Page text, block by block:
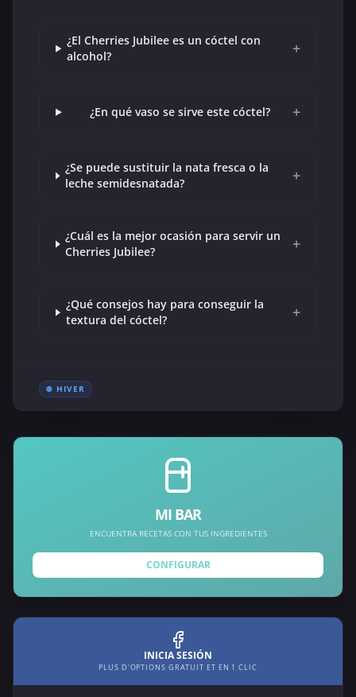
¿El Cherries Jubilee es un cóctel con
alcohol?
+
¿En qué vaso se sirve este cóctel? +
¿Se puede sustituir la nata fresca o la
leche semidesnatada?
+
¿Cuál es la mejor ocasión para servir un
Cherries Jubilee?
+
¿Qué consejos hay para conseguir la
textura del cóctel?
+
❄️ HIVER
MI BAR
ENCUENTRA RECETAS CON TUS INGREDIENTES
CONFIGURAR
INICIA SESIÓN
PLUS D'OPTIONS GRATUIT ET EN 1 CLIC